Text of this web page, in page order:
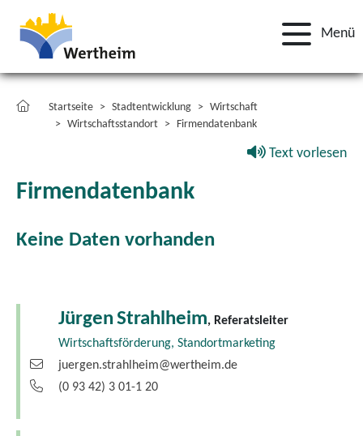
Menü
Startseite Stadtentwicklung
Wirtschaft
Wirtschaftsstandort
Firmendatenbank
Text vorlesen
Firmendatenbank
Keine Daten vorhanden
JürgenStrahlheim, Referatsleiter
Wirtschaftsförderung, Standortmarketing
juergen.strahlheim@wertheim.de
(0 93 42) 3 01-1 20